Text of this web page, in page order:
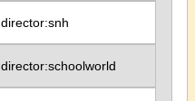
director:snh
director:schoolworld